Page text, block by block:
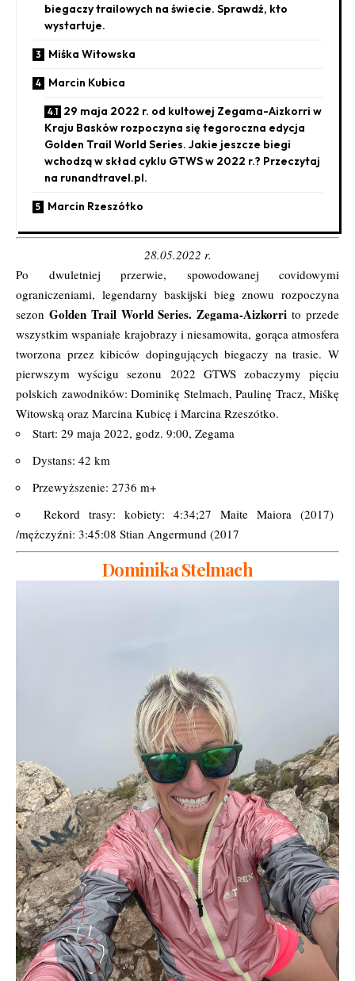
biegaczy trailowych na świecie. Sprawdź, kto
wystartuje.
Miśka Witowska
Marcin Kubica
29 maja 2022 r. od kultowej Zegama-Aizkorri w
Kraju Basków rozpoczyna się tegoroczna edycja
Golden Trail World Series. Jakie jeszcze biegi
wchodzą w skład cyklu GTWS w 2022 r.? Przeczytaj
na runandtravel.pl.
Marcin Rzeszótko
28.05.2022 r.
Po dwuletniej przerwie, spowodowanej covidowymi
ograniczeniami, legendarny baskijski bieg znowu rozpoczyna
sezon Golden Trail World Series. Zegama-Aizkorri to przede
wszystkim wspaniałe krajobrazy i niesamowita, gorąca atmosfera
tworzona przez kibiców dopingujących biegaczy na trasie. W
pierwszym wyścigu sezonu 2022 GTWS zobaczymy pięciu
polskich zawodników: Dominikę Stelmach, Paulinę Tracz, Miśkę
Witowską oraz Marcina Kubicę i Marcina Rzeszótko.
Start: 29 maja 2022, godz. 9:00, Zegama
Dystans: 42 km
Przewyższenie: 2736 m+
Rekord trasy: kobiety: 4:34;27 Maite Maiora (2017)
/mężczyźni: 3:45:08 Stian Angermund (2017
Dominika Stelmach